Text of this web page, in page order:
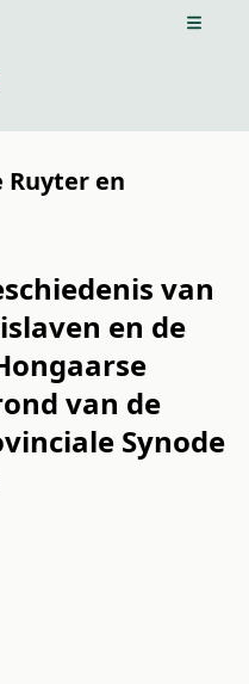
Open
Ruyter en
van
en de
van de
Synode